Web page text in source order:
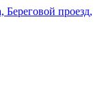
проезд,